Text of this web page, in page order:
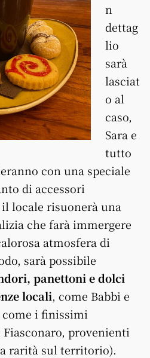
n
dettag
lio
sarà
lasciat
o al
caso,
Sara e
tutto
con una speciale
di accessori
locale risuonerà una
che farà immergere
atmosfera di
sarà possibile
panettoni e dolci
locali, come Babbi e
come i finissimi
provenienti
rarità sul territorio).